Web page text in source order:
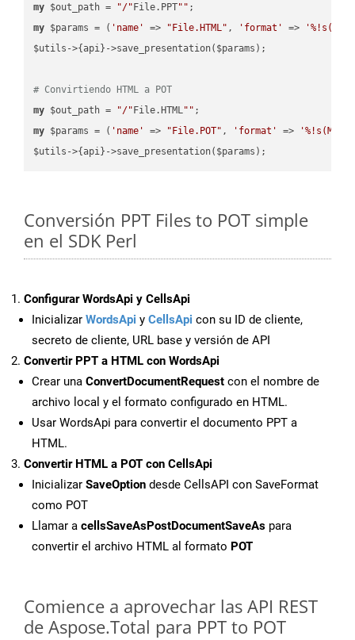
my $out_path = "/" File.PPT""
my $params = ( 'name' => "File.HTML" , 'format' =>
$utils->{api}->save_presentation($params);
# Convirtiendo HTML a POT
my $out_path = "/" File.HTML""
my $params = ( 'name' => "File.POT" , 'format' =>
Conversión PPT Files to POT simple
en el SDK Perl
Configurar WordsApi y CellsApi
Inicializar WordsApi y CellsApi con su ID de cliente,
secreto de cliente, URL base y versión de API
Convertir PPT a HTML con WordsApi
Crear una ConvertDocumentRequest con el nombre de
archivo local y el formato configurado en HTML.
Usar WordsApi para convertir el documento PPT a
HTML.
Convertir HTML a POT con CellsApi
Inicializar SaveOption desde CellsAPI con SaveFormat
como POT
Llamar a cellsSaveAsPostDocumentSaveAs para
convertir el archivo HTML al formato POT
Comience a aprovechar las API REST
de Aspose.Total para PPT to POT